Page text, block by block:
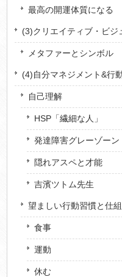
最高の開運体質になる
(3)クリエイティブ・ビ
メタファーとシンボル
(4)自分マネジメント&行
自己理解
HSP「繊細な人」
発達障害グレーゾーン
隠れアスペと才能
吉濱ツトム先生
望ましい行動習慣と仕
食事
運動
休む